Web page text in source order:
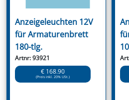
Anzeigeleuchten 12V
für Armaturenbrett
180-tlg.
Artnr: 93921
€ 168.90
(Preis inkl. 20% USt.)